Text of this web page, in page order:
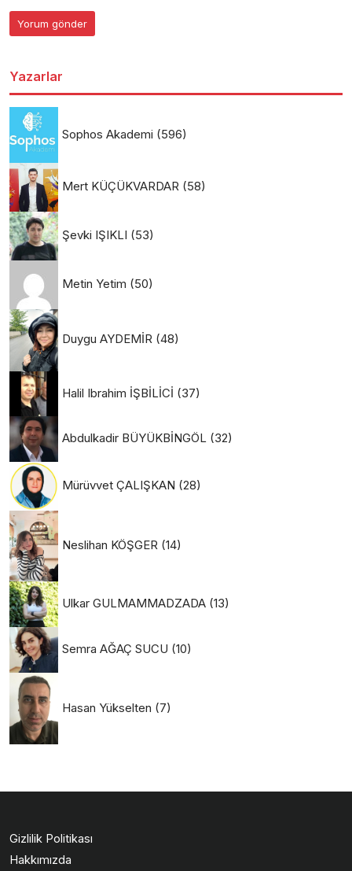
Yazarlar
Sophos Akademi (596)
Mert KÜÇÜKVARDAR (58)
Şevki IŞIKLI (53)
Metin Yetim (50)
Duygu AYDEMİR (48)
Halil Ibrahim İŞBİLİCİ (37)
Abdulkadir BÜYÜKBİNGÖL (32)
Mürüvvet ÇALIŞKAN (28)
Neslihan KÖŞGER (14)
Ulkar GULMAMMADZADA (13)
Semra AĞAÇ SUCU (10)
Hasan Yükselten (7)
Gizlilik Politikası
Hakkımızda